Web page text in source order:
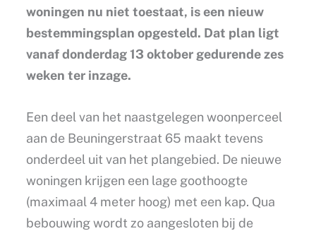
woningen nu niet toestaat, is een nieuw
bestemmingsplan opgesteld. Dat plan ligt
vanaf donderdag 13 oktober gedurende zes
weken ter inzage.
Een deel van het naastgelegen woonperceel
aan de Beuningerstraat 65 maakt tevens
onderdeel uit van het plangebied. De nieuwe
woningen krijgen een lage goothoogte
(maximaal 4 meter hoog) met een kap. Qua
bebouwing wordt zo aangesloten bij de